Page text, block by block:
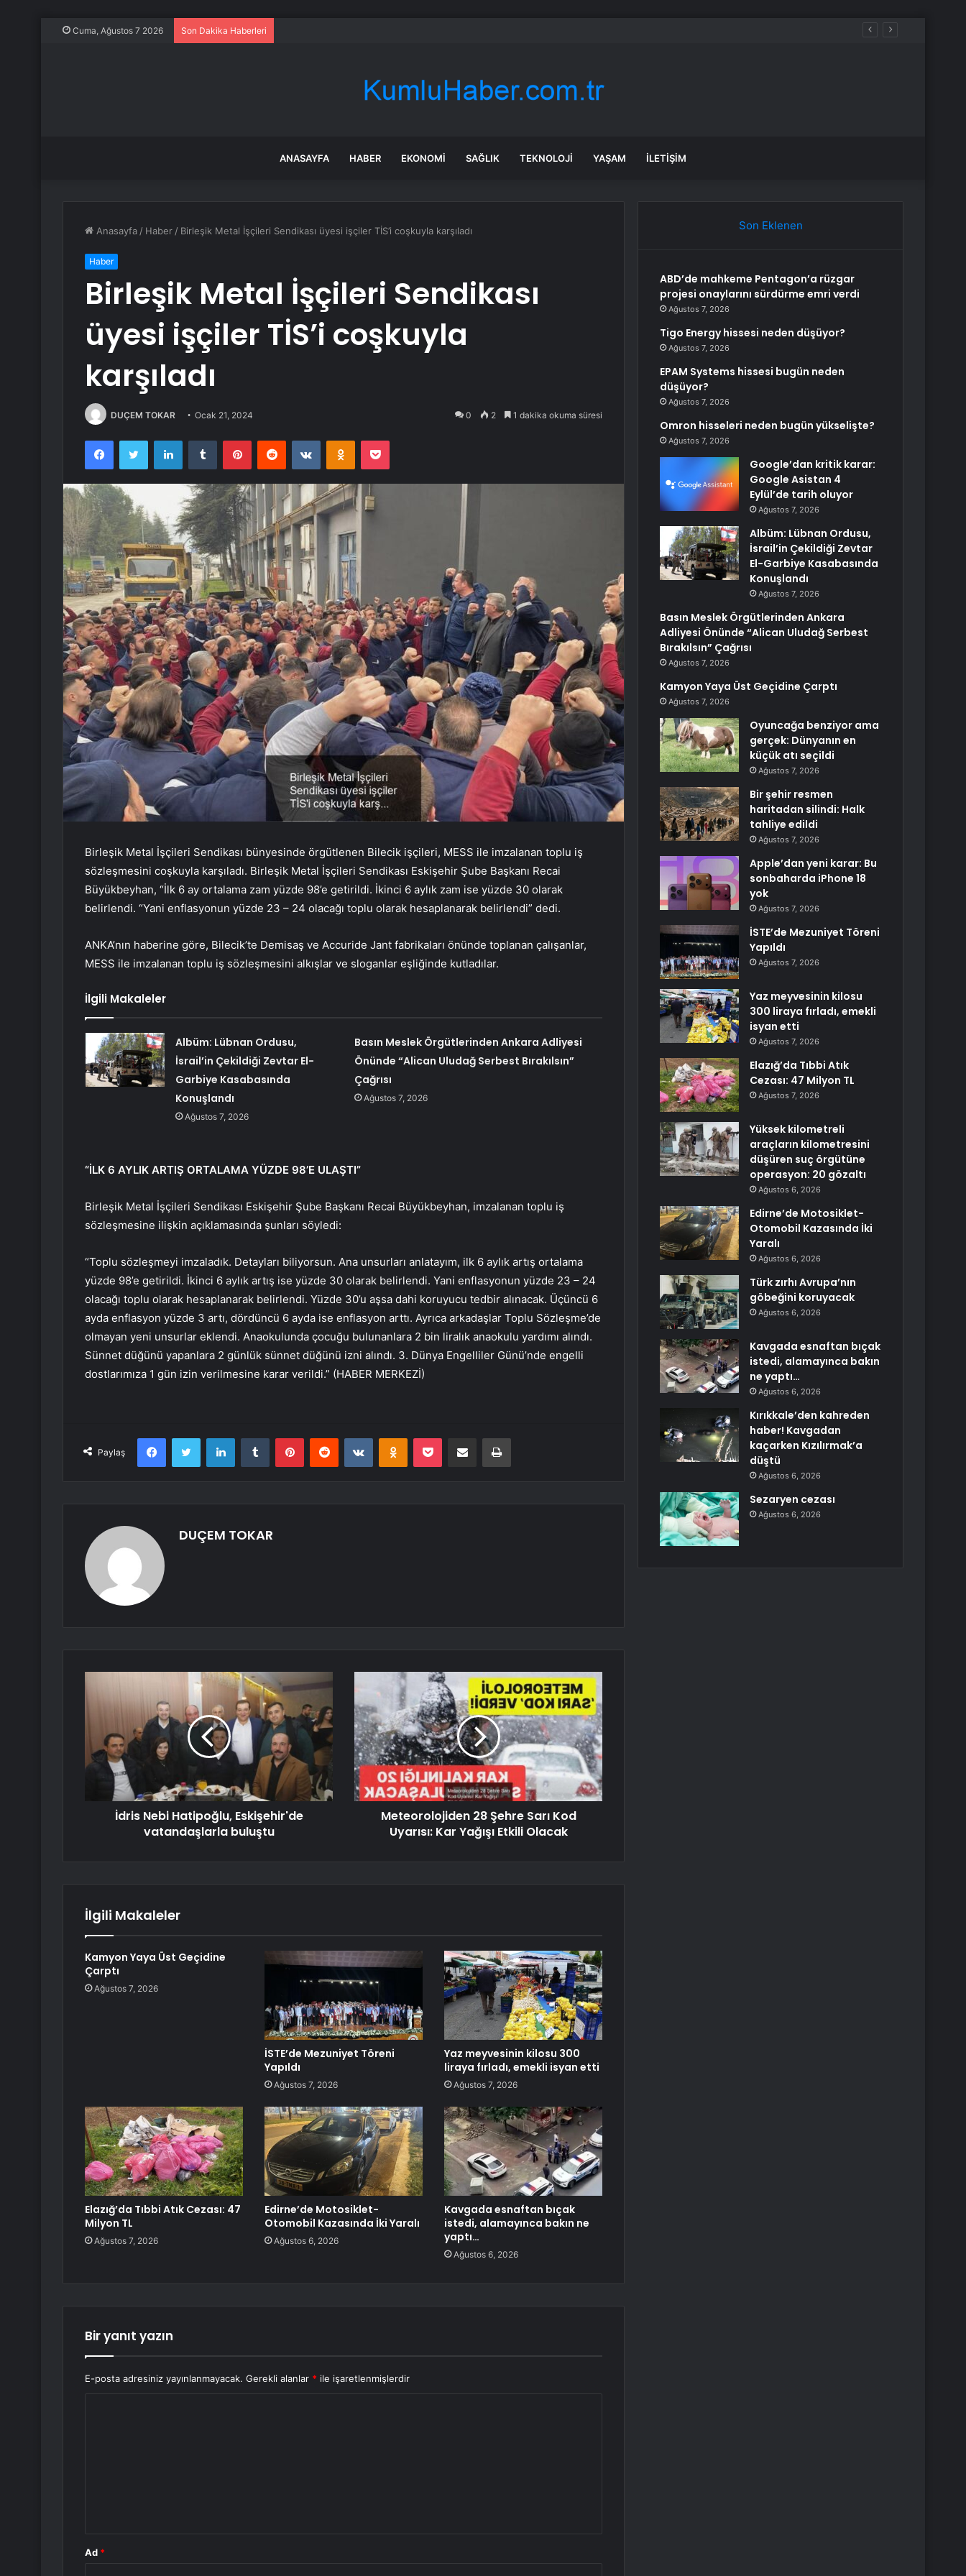
Cuma, Ağustos 7 2026 Son Dakika Haberleri
ANASAYFA HABER EKONOMI SAĞLIK TEKNOLOJI YAŞAM İLETIŞIM
Anasayfa / Haber / Birleşik Metal İşçileri Sendikası üyesi işçiler TİS’i coşkuyla karşıladı
Haber
Birleşik Metal İşçileri Sendikası
üyesi işçiler TİS’i coşkuyla
karşıladı
DUÇEM TOKAR Ocak 21, 2024 0 2 1 dakika okuma süresi
FacebookTwitter LinkedInTumblr PinterestReddit VKontakteOdnoklassniki
Pocket
Birleşik Metal İşçileri Sendikası bünyesinde örgütlenen Bilecik işçileri, MESS ile imzalanan toplu iş
sözleşmesini coşkuyla karşıladı. Birleşik Metal İşçileri Sendikası Eskişehir Şube Başkanı Recai
Büyükbeyhan, “İlk 6 ay ortalama zam yüzde 98’e getirildi. İkinci 6 aylık zam ise yüzde 30 olarak
belirlendi. “Yani enflasyonun yüzde 23 – 24 olacağı toplu olarak hesaplanarak belirlendi” dedi.
ANKA’nın haberine göre, Bilecik’te Demisaş ve Accuride Jant fabrikaları önünde toplanan çalışanlar,
MESS ile imzalanan toplu iş sözleşmesini alkışlar ve sloganlar eşliğinde kutladılar.
İlgili Makaleler
Albüm: Lübnan Ordusu,
İsrail’in Çekildiği Zevtar El-
Garbiye Kasabasında
Konuşlandı
Ağustos 7, 2026
Basın Meslek Örgütlerinden Ankara Adliyesi
Önünde “Alican Uludağ Serbest Bırakılsın”
Çağrısı
Ağustos 7, 2026
“İLK 6 AYLIK ARTIŞ ORTALAMA YÜZDE 98’E ULAŞTI”
Birleşik Metal İşçileri Sendikası Eskişehir Şube Başkanı Recai Büyükbeyhan, imzalanan toplu iş
sözleşmesine ilişkin açıklamasında şunları söyledi:
“Toplu sözleşmeyi imzaladık. Detayları biliyorsun. Ana unsurları anlatayım, ilk 6 aylık artış ortalama
yüzde 98’e getirildi. İkinci 6 aylık artış ise yüzde 30 olarak belirlendi. Yani enflasyonun yüzde 23 – 24
olacağı toplu olarak hesaplanarak belirlendi. Yüzde 30’u aşsa dahi koruyucu tedbir alınacak. Üçüncü 6
ayda enflasyon yüzde 3 artı, dördüncü 6 ayda ise enflasyon arttı. Ayrıca arkadaşlar Toplu Sözleşme’de
olmayan yeni unsurlar eklendi. Anaokulunda çocuğu bulunanlara 2 bin liralık anaokulu yardımı alındı.
Sünnet düğünü yapanlara 2 günlük sünnet düğünü izni alındı. 3. Dünya Engelliler Günü’nde engelli
dostlarımıza 1 gün izin verilmesine karar verildi.” (HABER MERKEZİ)
Paylaş
FacebookTwitter LinkedInTumblr PinterestReddit VKontakteOdnoklassniki
Pocket E-Posta ile paylaş Yazdır
DUÇEM TOKAR
İdris Nebi Hatipoğlu, Eskişehir'de
vatandaşlarla buluştu
Meteorolojiden 28 Şehre Sarı Kod
Uyarısı: Kar Yağışı Etkili Olacak
İlgili Makaleler
Kamyon Yaya Üst Geçidine
Çarptı
Ağustos 7, 2026
İSTE’de Mezuniyet Töreni
Yapıldı
Ağustos 7, 2026
Yaz meyvesinin kilosu 300
liraya fırladı, emekli isyan etti
Ağustos 7, 2026
Elazığ’da Tıbbi Atık Cezası: 47
Milyon TL
Ağustos 7, 2026
Edirne’de Motosiklet-
Otomobil Kazasında İki Yaralı
Ağustos 6, 2026
Kavgada esnaftan bıçak
istedi, alamayınca bakın ne
yaptı…
Ağustos 6, 2026
Bir yanıt yazın
E-posta adresiniz yayınlanmayacak. Gerekli alanlar * ile işaretlenmişlerdir
Ad *
Son Eklenen
ABD’de mahkeme Pentagon’a rüzgar
projesi onaylarını sürdürme emri verdi
Ağustos 7, 2026
Tigo Energy hissesi neden düşüyor?
Ağustos 7, 2026
EPAM Systems hissesi bugün neden
düşüyor?
Ağustos 7, 2026
Omron hisseleri neden bugün yükselişte?
Ağustos 7, 2026
Google’dan kritik karar:
Google Asistan 4
Eylül’de tarih oluyor
Ağustos 7, 2026
Albüm: Lübnan Ordusu,
İsrail’in Çekildiği Zevtar
El-Garbiye Kasabasında
Konuşlandı
Ağustos 7, 2026
Basın Meslek Örgütlerinden Ankara
Adliyesi Önünde “Alican Uludağ Serbest
Bırakılsın” Çağrısı
Ağustos 7, 2026
Kamyon Yaya Üst Geçidine Çarptı
Ağustos 7, 2026
Oyuncağa benziyor ama
gerçek: Dünyanın en
küçük atı seçildi
Ağustos 7, 2026
Bir şehir resmen
haritadan silindi: Halk
tahliye edildi
Ağustos 7, 2026
Apple’dan yeni karar: Bu
sonbaharda iPhone 18
yok
Ağustos 7, 2026
İSTE’de Mezuniyet Töreni
Yapıldı
Ağustos 7, 2026
Yaz meyvesinin kilosu
300 liraya fırladı, emekli
isyan etti
Ağustos 7, 2026
Elazığ’da Tıbbi Atık
Cezası: 47 Milyon TL
Ağustos 7, 2026
Yüksek kilometreli
araçların kilometresini
düşüren suç örgütüne
operasyon: 20 gözaltı
Ağustos 6, 2026
Edirne’de Motosiklet-
Otomobil Kazasında İki
Yaralı
Ağustos 6, 2026
Türk zırhı Avrupa’nın
göbeğini koruyacak
Ağustos 6, 2026
Kavgada esnaftan bıçak
istedi, alamayınca bakın
ne yaptı…
Ağustos 6, 2026
Kırıkkale’den kahreden
haber! Kavgadan
kaçarken Kızılırmak’a
düştü
Ağustos 6, 2026
Sezaryen cezası
Ağustos 6, 2026